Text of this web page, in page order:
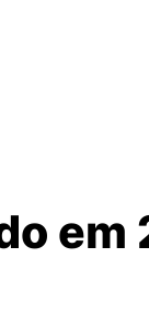
em